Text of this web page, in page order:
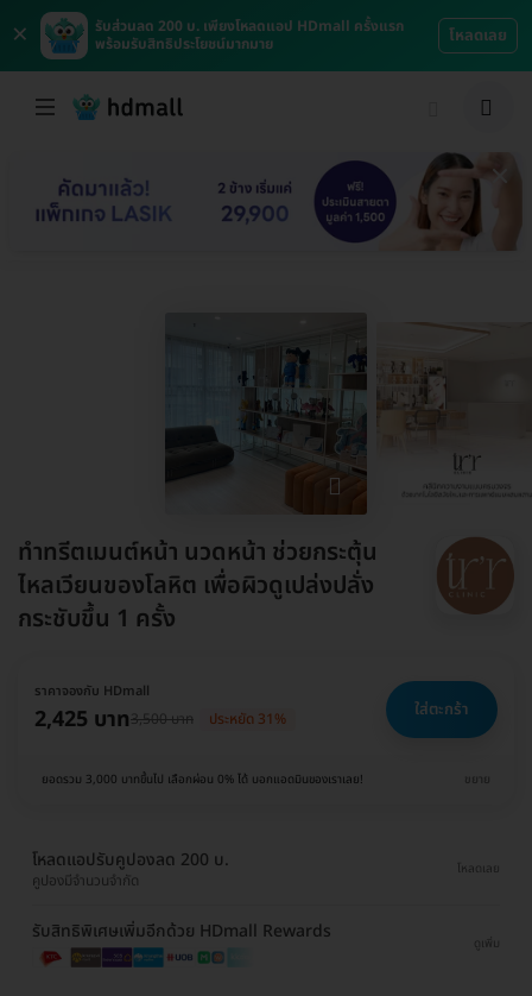
×
รับส่วนลด 200 บ. เพียงโหลดแอป HDmall ครั้งแรก
พร้อมรับสิทธิประโยชน์มากมาย
โหลดเลย
ทำทรีตเมนต์หน้า นวดหน้า ช่วยกระตุ้น
ไหลเวียนของโลหิต เพื่อผิวดูเปล่งปลั่ง
กระชับขึ้น 1 ครั้ง
ราคาจองกับ HDmall
2,425 บาท3,500 บาท ประหยัด 31% ใส่ตะกร้า
ยอดรวม 3,000 บาทขึ้นไป เลือกผ่อน 0% ได้ บอกแอดมินของเราเลย! ขยาย
โหลดแอปรับคูปองลด 200 บ.
คูปองมีจำนวนจำกัด
โหลดเลย
รับสิทธิพิเศษเพิ่มอีกด้วย HDmall Rewards
ดูเพิ่ม